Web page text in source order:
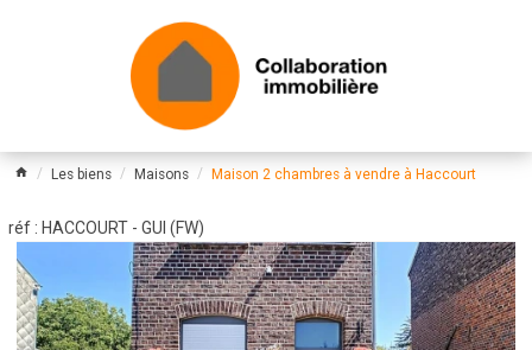
Les biens Maisons Maison 2 chambres à vendre à Haccourt
réf : HACCOURT - GUI (FW)